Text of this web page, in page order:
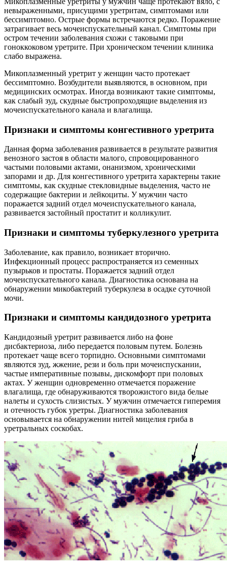
невыраженными, присущими уретритам, симптомами или
бессимптомно. Острые формы встречаются редко. Поражение
затрагивает весь мочеиспускательный канал. Симптомы при
остром течении заболевания схожи с таковыми при
гоноккоковом уретрите. При хроническом течении клиника
слабо выражена.
Микоплазменный уретрит у женщин часто протекает
бессимптомно. Возбудители выявляются, в основном, при
медицинских осмотрах. Иногда возникают такие симптомы,
как слабый зуд, скудные быстропроходящие выделения из
мочеиспускательного канала и влагалища.
Признаки и симптомы конгестивного уретрита
Данная форма заболевания развивается в результате развития
венозного застоя в области малого, спровоцированного
частыми половыми актами, онанизмом, хроническими
запорами и др. Для конгестивного уретрита характерны такие
симптомы, как скудные стекловидные выделения, часто не
содержащие бактерии и лейкоциты. У мужчин часто
поражается задний отдел мочеиспускательного канала,
развивается застойный простатит и колликулит.
Признаки и симптомы туберкулезного уретрита
Заболевание, как правило, возникает вторично.
Инфекционный процесс распространяется из семенных
пузырьков и простаты. Поражается задний отдел
мочеиспускательного канала. Диагностика основана на
обнаружении микобактерий туберкулеза в осадке суточной
мочи.
Признаки и симптомы кандидозного уретрита
Кандидозный уретрит развивается либо на фоне
дисбактериоза, либо передается половым путем. Болезнь
протекает чаще всего торпидно. Основными симптомами
являются зуд, жжение, рези и боль при мочеиспускании,
частые императивные позывы, дискомфорт при половых
актах. У женщин одновременно отмечается поражение
влагалища, где обнаруживаются творожистого вида белые
налеты и сухость слизистых. У мужчин отмечается гиперемия
и отечность губок уретры. Диагностика заболевания
основывается на обнаружении нитей мицелия гриба в
уретральных соскобах.